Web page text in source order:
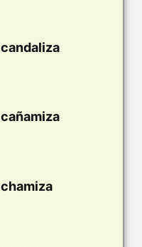
candaliza
cañamiza
chamiza